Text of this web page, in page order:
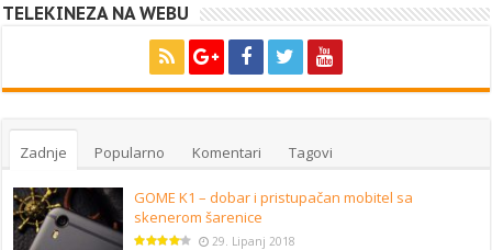
TELEKINEZA NA WEBU
Zadnje Popularno Komentari Tagovi
GOME K1 – dobar i pristupačan mobitel sa
skenerom šarenice
29. Lipanj 2018